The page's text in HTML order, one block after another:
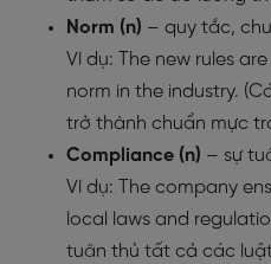
Norm (n) – quy tắc,
Ví dụ: The new rules
norm in the industry.
trở thành chuẩn mực
Compliance (n) – sự
Ví dụ: The company
local laws and
tuân thủ tất cả các